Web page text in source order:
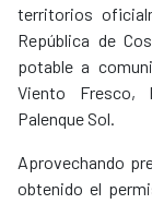
territorios
República de
potable a
Viento Fresco,
Palenque Sol.
​Aprovechando
obtenido el